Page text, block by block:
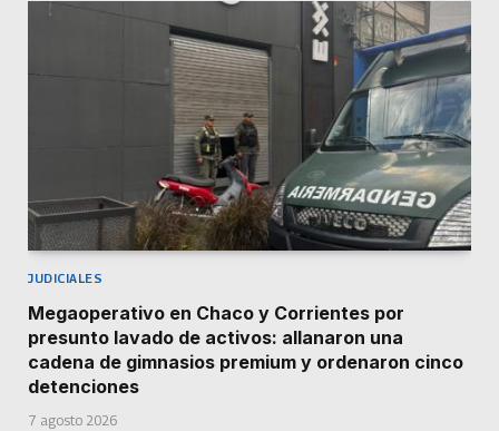
JUDICIALES
Megaoperativo en Chaco y Corrientes por
presunto lavado de activos: allanaron una
cadena de gimnasios premium y ordenaron cinco
detenciones
7 agosto 2026